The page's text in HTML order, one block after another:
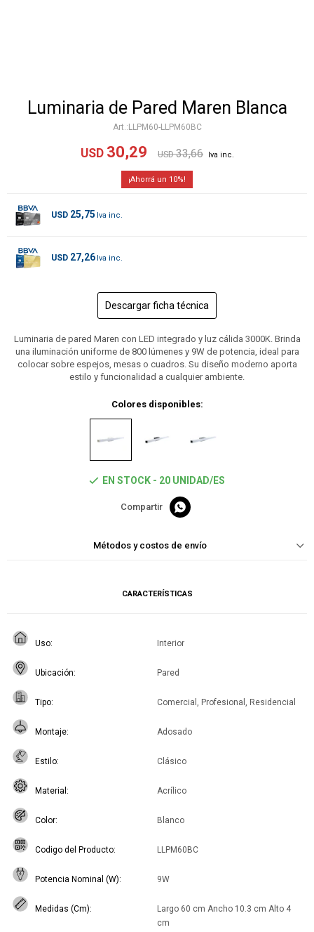
Luminaria de Pared Maren Blanca
LLPM60-LLPM60BC
USD 30,29 USD 33,66
10
USD 25,75
USD 27,26
Descargar ficha técnica
Luminaria de pared Maren con LED integrado y luz cálida 3000K. Brinda
una iluminación uniforme de 800 lúmenes y 9W de potencia, ideal para
colocar sobre espejos, mesas o cuadros. Su diseño moderno aporta
estilo y funcionalidad a cualquier ambiente.
Colores disponibles:
EN STOCK - 20 UNIDAD/ES

Métodos y costos de envío
CARACTERÍSTICAS
Uso Interior
Ubicación Pared
Tipo Comercial, Profesional, Residencial
Montaje Adosado
Estilo Clásico
Material Acrílico
Color Blanco
Codigo del Producto LLPM60BC
Potencia Nominal (W) 9W
Medidas (Cm)
Largo 60 cm Ancho 10.3 cm Alto 4
cm